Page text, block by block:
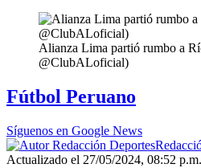
Alianza Lima partió rumbo a
@ClubALoficial)
Fútbol Peruano
Síguenos en Google News
Actualizado el 27/05/2024, 08:52 p.m.